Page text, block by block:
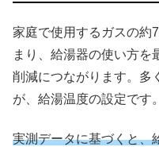
家庭で使用するガスの約
まり、給湯器の使い方を
削減につながります。多
が、給湯温度の設定です。
実測データに基づくと